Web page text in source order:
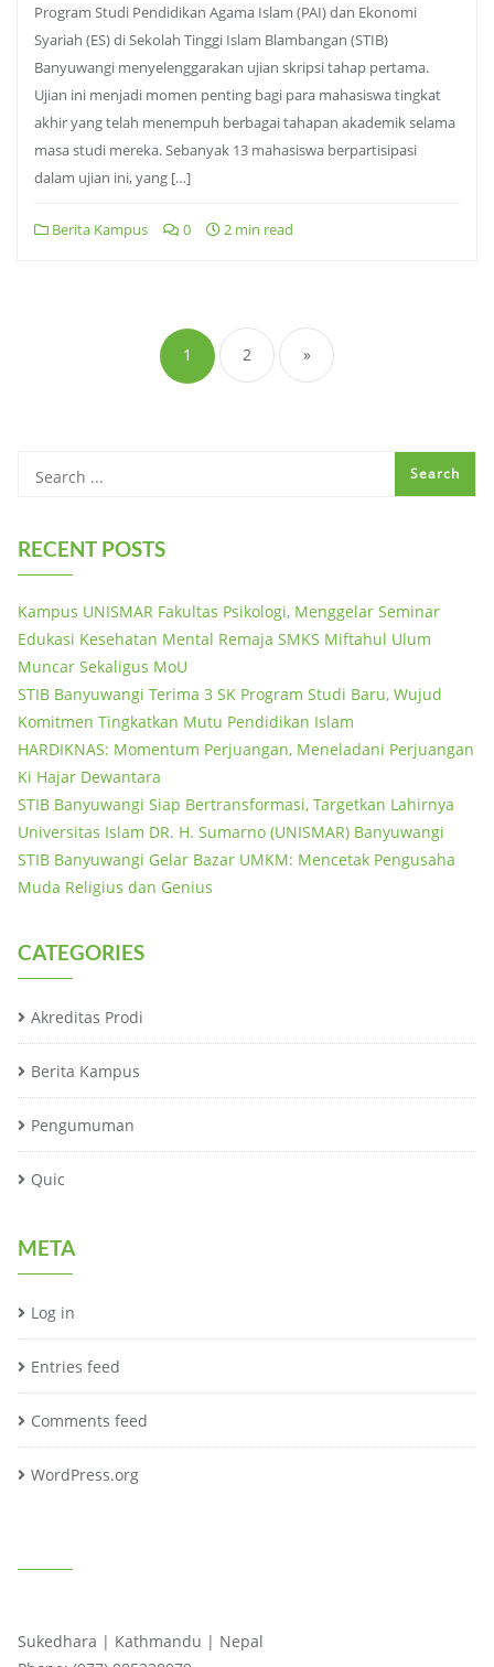
Program Studi Pendidikan Agama Islam (PAI) dan Ekonomi
Syariah (ES) di Sekolah Tinggi Islam Blambangan (STIB)
Banyuwangi menyelenggarakan ujian skripsi tahap pertama.
Ujian ini menjadi momen penting bagi para mahasiswa tingkat
akhir yang telah menempuh berbagai tahapan akademik selama
masa studi mereka. Sebanyak 13 mahasiswa berpartisipasi
dalam ujian ini, yang […]
Berita Kampus 0 2 min read
pagination
1 2 »
RECENT POSTS
Kampus UNISMAR Fakultas Psikologi, Menggelar Seminar
Edukasi Kesehatan Mental Remaja SMKS Miftahul Ulum
Muncar Sekaligus MoU
STIB Banyuwangi Terima 3 SK Program Studi Baru, Wujud
Komitmen Tingkatkan Mutu Pendidikan Islam
HARDIKNAS: Momentum Perjuangan, Meneladani Perjuangan
Ki Hajar Dewantara
STIB Banyuwangi Siap Bertransformasi, Targetkan Lahirnya
Universitas Islam DR. H. Sumarno (UNISMAR) Banyuwangi
STIB Banyuwangi Gelar Bazar UMKM: Mencetak Pengusaha
Muda Religius dan Genius
CATEGORIES
Akreditas Prodi
Berita Kampus
Pengumuman
Quic
META
Log in
Entries feed
Comments feed
WordPress.org
Sukedhara | Kathmandu | Nepal